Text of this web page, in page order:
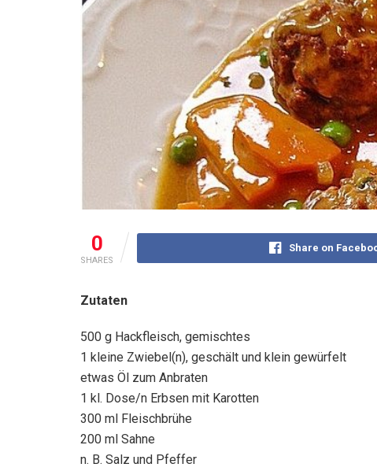
0
SHARES
Share on
Zutaten
500 g Hackfleisch, gemischtes
1 kleine Zwiebel(n), geschält und klein gewürfelt
etwas Öl zum Anbraten
1 kl. Dose/n Erbsen mit Karotten
300 ml Fleischbrühe
200 ml Sahne
n. B. Salz und Pfeffer